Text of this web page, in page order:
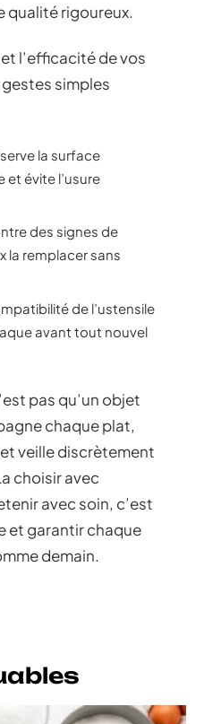
qualité rigoureux.
l’efficacité de vos
simples
la surface
et évite l’usure
des signes de
la remplacer sans
de l’ustensile
avant tout nouvel
pas qu’un objet
chaque plat,
veille discrètement
choisir avec
avec soin, c’est
et garantir chaque
demain.